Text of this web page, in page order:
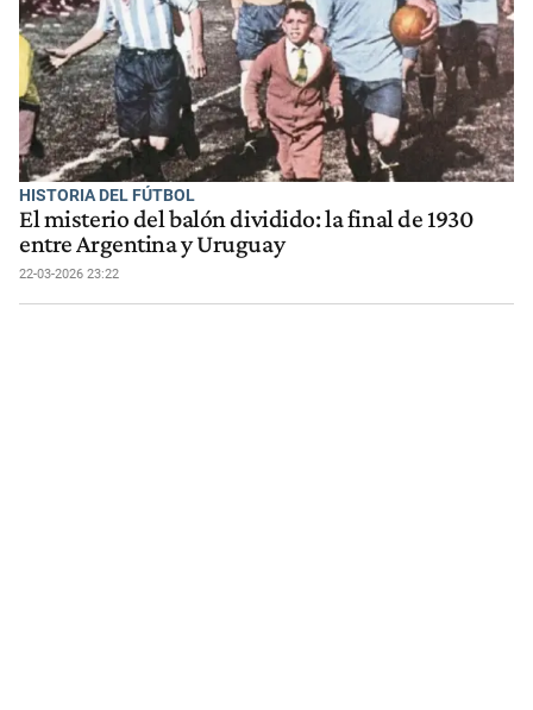
HISTORIA DEL FÚTBOL
El misterio del balón dividido: la final de 1930
entre Argentina y Uruguay
22-03-2026 23:22